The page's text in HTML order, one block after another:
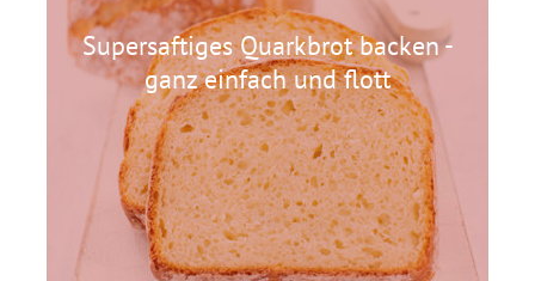
Supersaftiges Quarkbrot backen -
ganz einfach und flott